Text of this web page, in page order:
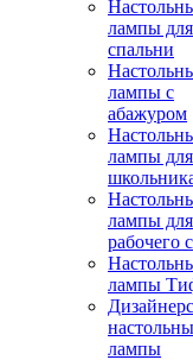
лампы для
спальни
лампы с
абажуром
лампы для
лампы для
рабочего
лампы
лампы